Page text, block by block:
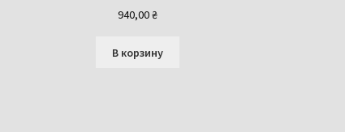
940,00₴
В корзину